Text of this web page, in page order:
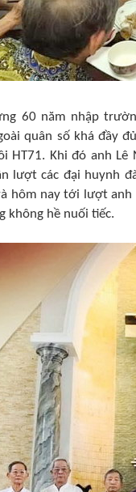
60 năm nhập
quân số khá đầy
HT71. Khi đó anh
lượt các đại huynh
hôm nay tới lượt
không hề nuối tiếc.